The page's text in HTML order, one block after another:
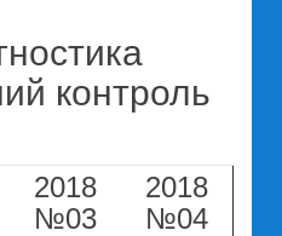
контроль
2018
№03
2018
№04